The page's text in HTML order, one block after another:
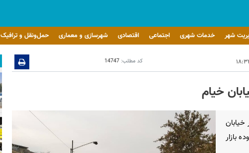
شهر خدمات شهری اجتماعی اقتصادی شهرسازی و معماری حمل‌ونقل و ترافیک
کد مطلب: 14747
خیام
خیابان
بازار